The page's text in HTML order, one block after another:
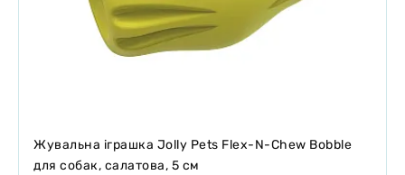
Жувальна іграшка Jolly Pets Flex-N-Chew Bobble
для собак, салатова, 5 см